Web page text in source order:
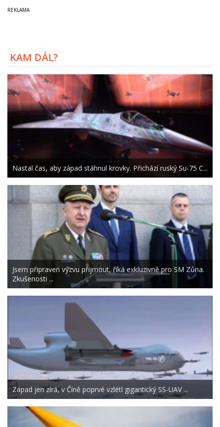
KAM DÁL?
Nastal čas, aby západ stáhnul krovky. Přichází ruský Su-75 C...
Jsem připraven výzvu přijmout, říká exkluzivně pro SM Zůna.
Zkušenosti ...
Západ jen zírá, v Číně poprvé vzlétl gigantický SS-UAV ...